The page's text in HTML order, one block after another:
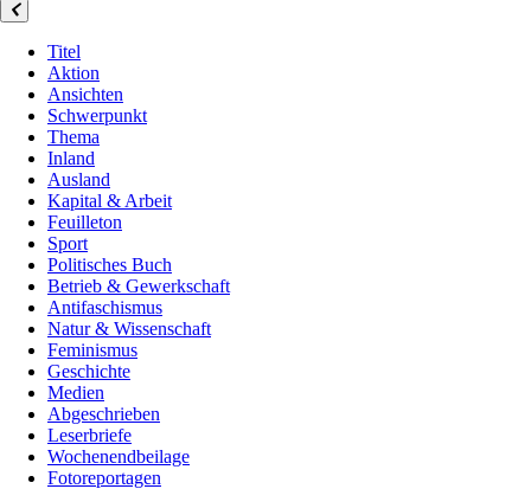
Titel
Aktion
Ansichten
Schwerpunkt
Thema
Inland
Ausland
Kapital & Arbeit
Feuilleton
Sport
Politisches Buch
Betrieb & Gewerkschaft
Antifaschismus
Natur & Wissenschaft
Feminismus
Geschichte
Medien
Abgeschrieben
Leserbriefe
Wochenendbeilage
Fotoreportagen